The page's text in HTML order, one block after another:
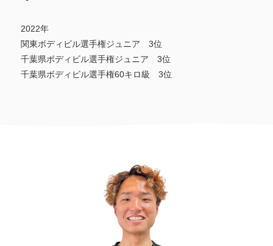
2022年
関東ボディビル選手権ジュニア 3位
千葉県ボディビル選手権ジュニア 3位
千葉県ボディビル選手権60キロ級 3位